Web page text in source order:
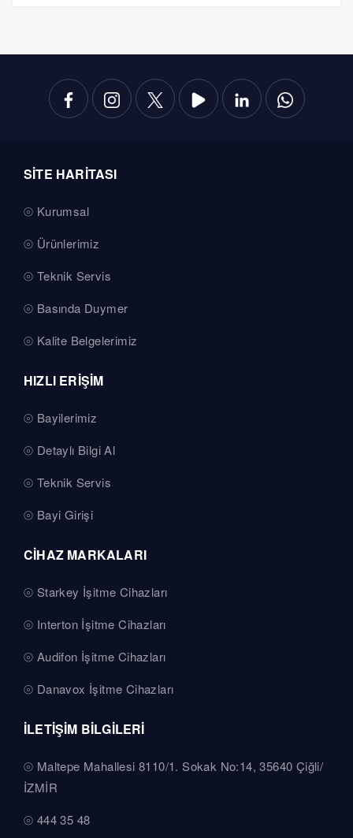
SİTE HARİTASI
Kurumsal
Ürünlerimiz
Teknik Servis
Basında Duymer
Kalite Belgelerimiz
HIZLI ERİŞİM
Bayilerimiz
Detaylı Bilgi Al
Teknik Servis
Bayi Girişi
CİHAZ MARKALARI
Starkey İşitme Cihazları
Interton İşitme Cihazları
Audifon İşitme Cihazları
Danavox İşitme Cihazları
İLETİŞİM BİLGİLERİ
Maltepe Mahallesi 8110/1. Sokak No:14, 35640 Çiğli/
İZMİR
444 35 48